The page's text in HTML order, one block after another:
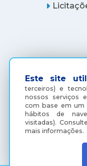
Este site
terceiros) e
nossos serviços
com base em um
hábitos de
visitadas).
mais informações.